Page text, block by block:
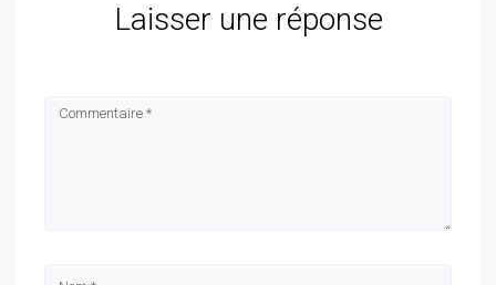
Laisser une réponse